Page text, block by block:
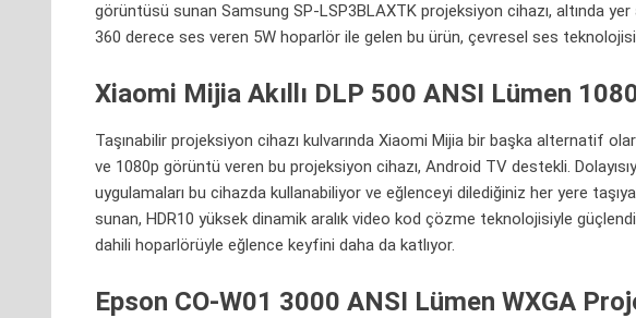
görüntüsü sunan Samsung SP-LSP3BLAXTK projeksiyon cihazı, altında
360 derece ses veren 5W hoparlör ile gelen bu ürün, çevresel ses
Xiaomi Mijia Akıllı DLP 500 ANSI Lümen
Taşınabilir projeksiyon cihazı kulvarında Xiaomi Mijia bir başka alternatif
ve 1080p görüntü veren bu projeksiyon cihazı, Android TV destekli.
uygulamaları bu cihazda kullanabiliyor ve eğlenceyi dilediğiniz her yere
sunan, HDR10 yüksek dinamik aralık video kod çözme teknolojisiyle
dahili hoparlörüyle eğlence keyfini daha da katlıyor.
Epson CO-W01 3000 ANSI Lümen WXGA